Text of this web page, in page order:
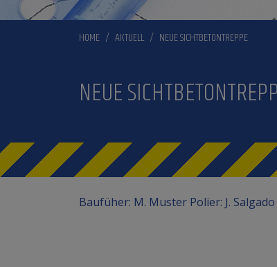
HOME AKTUELL NEUE SICHTBETONTREPPE
NEUE
Baufüher: M. Muster Polier: J.